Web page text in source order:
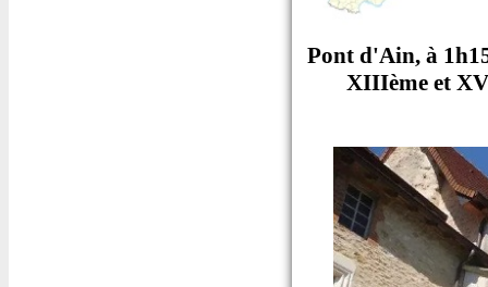
Pont d'Ain, à
XIIIème et